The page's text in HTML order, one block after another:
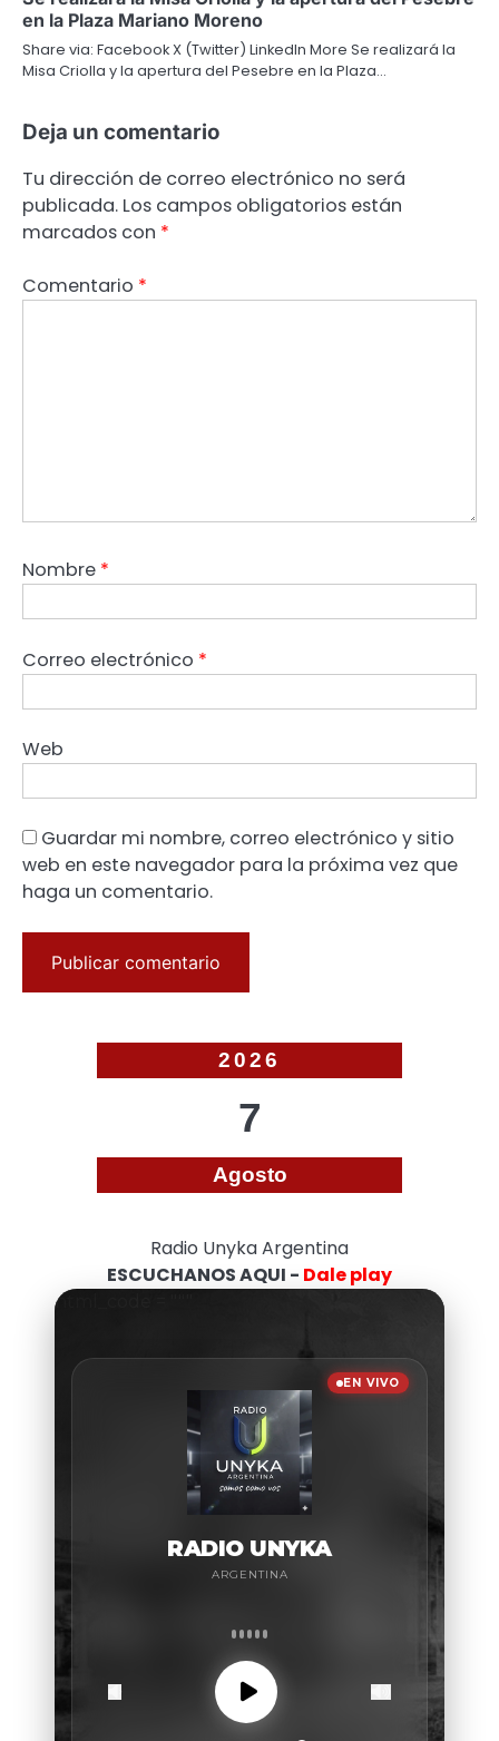
en la Plaza Mariano Moreno
Share via: Facebook X (Twitter) LinkedIn More Se realizará la
Misa Criolla y la apertura del Pesebre en la Plaza…
Deja un comentario
Tu dirección de correo electrónico no será
publicada. Los campos obligatorios están
marcados con *
Comentario *
Nombre *
Correo electrónico *
Web
Guardar mi nombre, correo electrónico y sitio
web en este navegador para la próxima vez que
haga un comentario.
2026
7
Agosto
Radio Unyka Argentina
ESCUCHANOS AQUI - Dale play